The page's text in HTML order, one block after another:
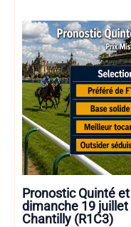
Pronostic Quinté
dimanche 19
Chantilly (R1C3)